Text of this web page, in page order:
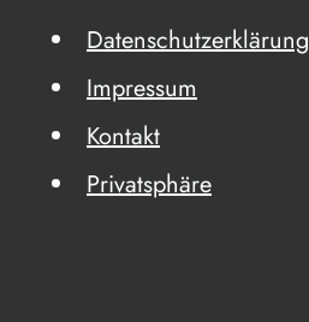
Datenschutzerklärung
Impressum
Kontakt
Privatsphäre